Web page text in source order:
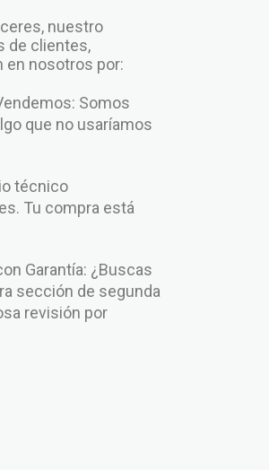
nuestro
de clientes,
en nosotros por:
Somos
que no usaríamos
técnico
Tu compra está
Garantía: ¿Buscas
sección de segunda
revisión por